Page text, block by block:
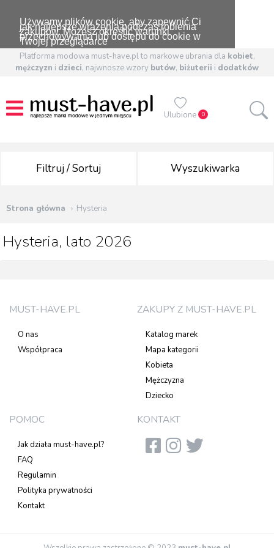
Używamy plików cookie, aby zapewnić Ci
jak najlepsze wrażenia podczas robienia
zakupów. Możesz określić warunki
przechowywania lub dostępu do cookie w
Twojej przeglądarce
Platforma modowa must-have.pl to markowe ubrania dla kobiet,
mężczyzn i dzieci, najwnosze wzory butów, biżuterii i dodatków
Ulubione 0
Filtruj / Sortuj Wyszukiwarka
Strona główna Hysteria
Hysteria, lato 2026
MUST-HAVE.PL
O nas
Współpraca
ZAKUPY Z MUST-HAVE.PL
Katalog marek
Mapa kategorii
Kobieta
Mężczyzna
Dziecko
POMOC
Jak działa must-have.pl?
FAQ
Regulamin
Polityka prywatności
Kontakt
KONTAKT